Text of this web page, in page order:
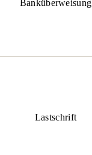
Banküberweisung
Lastschrift